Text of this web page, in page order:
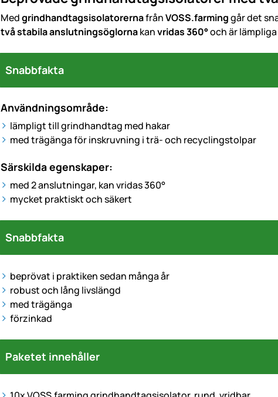
MedgrindhandtagsisolatorernafrånVOSS.farminggår det
två stabila anslutningsöglornakanvridas 360°och är
Snabbfakta
Användningsområde:
lämpligt till grindhandtag med hakar
med trägänga för inskruvning i trä- och recyclingstolpar
Särskilda egenskaper:
med 2 anslutningar, kan vridas 360°
mycket praktiskt och säkert
Snabbfakta
beprövat i praktiken sedan många år
robust och lång livslängd
med trägänga
förzinkad
Paketet innehåller